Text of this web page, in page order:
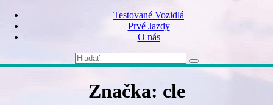
Skip
to
content
Testované Vozidlá
Prvé Jazdy
O nás
Značka: cle